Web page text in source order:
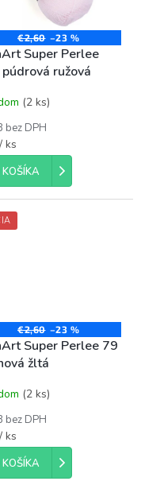
€2,60 –23 %
Super Perlee
ružová
(2 ks)
bez DPH
/ ks
€2,60 –23 %
Super Perlee 79
žltá
(2 ks)
bez DPH
/ ks